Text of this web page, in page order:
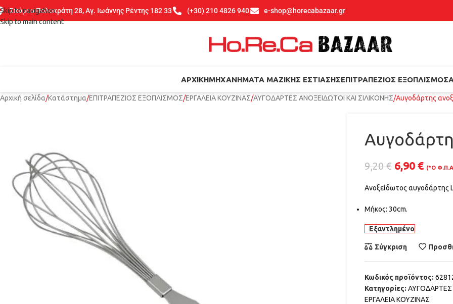
Skip to navigation
Skip to main content
Σπύρου Πολυκράτη 28, Αγ. Ιωάννης Ρέντης 182 33 (+30) 210 4826 940 e-shop@horecabazaar.gr
ΑΡΧΙΚΉΜΗΧΑΝΉΜΑΤΑ ΜΑΖΙΚΉΣ ΕΣΤΊΑΣΗΣΕΠΙΤΡΑΠΈΖΙΟΣ ΕΞΟΠΛΙΣΜΌΣ
Αρχική σελίδα Κατάστημα ΕΠΙΤΡΑΠΕΖΙΟΣ ΕΞΟΠΛΙΣΜΟΣ ΕΡΓΑΛΕΙΑ ΚΟΥΖΙΝΑΣ ΑΥΓΟΔΑΡΤΕΣ ΑΝΟΞΕΙΔΩΤΟΙ ΚΑΙ ΣΙΛΙΚΟΝΗΣ Αυγοδάρτης
9,20€ 6,90€ (*Ο Φ.Π.Α
Ανοξείδωτος αυγοδάρτης
Μήκος: 30cm.
Εξαντλημένο
Σύγκριση
Κωδικός προϊόντος:
Κατηγορίες: ΑΥΓΟΔΑΡΤΕΣ
ΕΡΓΑΛΕΙΑ ΚΟΥΖΙΝΑΣ